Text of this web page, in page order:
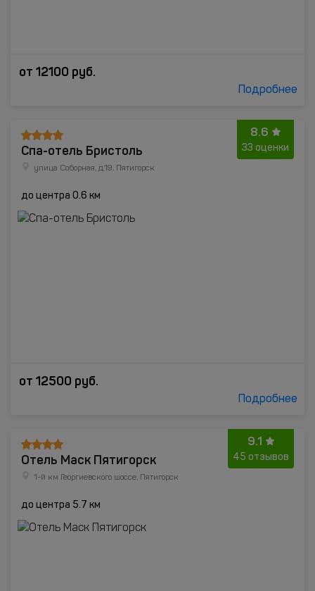
от 12100 руб.
Подробнее
8.6
33 оценки
Спа-отель Бристоль
улица Соборная, д.19, Пятигорск
до центра 0.6 км
от 12500 руб.
Подробнее
9.1
45 отзывов
Отель Маск Пятигорск
1-й км Георгиевского шоссе, Пятигорск
до центра 5.7 км